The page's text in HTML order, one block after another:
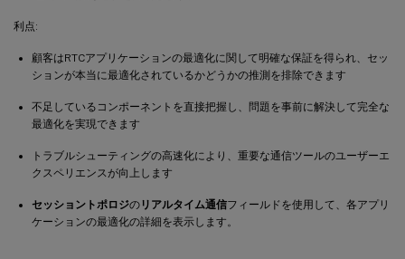
利点:
顧客はRTCアプリケーションの最適化に関して明確な保証を得られ、セッ
ションが本当に最適化されているかどうかの推測を排除できます
不足しているコンポーネントを直接把握し、問題を事前に解決して完全な
最適化を実現できます
トラブルシューティングの高速化により、重要な通信ツールのユーザーエ
クスペリエンスが向上します
セッショントポロジのリアルタイム通信フィールドを使用して、各アプリ
ケーションの最適化の詳細を表示します。